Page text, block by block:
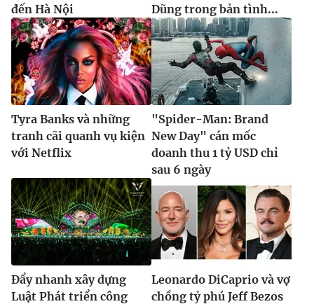
đến Hà Nội
Dũng trong bản tình...
Tyra Banks và những
tranh cãi quanh vụ kiện
với Netflix
"Spider-Man: Brand
New Day" cán mốc
doanh thu 1 tỷ USD chỉ
sau 6 ngày
Đẩy nhanh xây dựng
Luật Phát triển công
Leonardo DiCaprio và vợ
chồng tỷ phú Jeff Bezos